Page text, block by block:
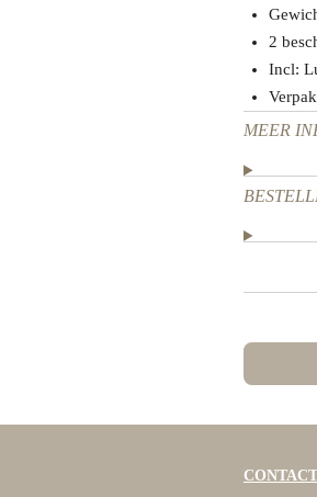
2
Incl:
MEER